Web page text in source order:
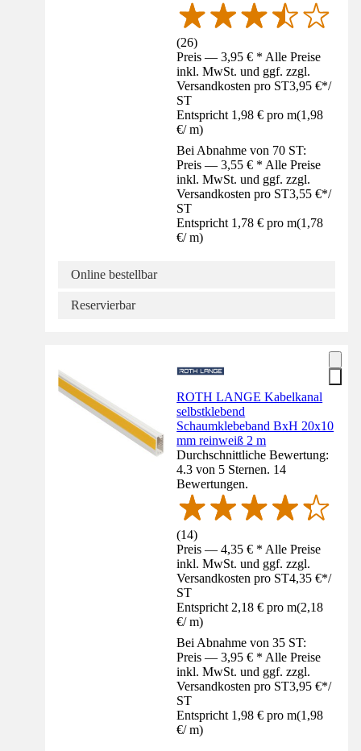
(26)
Preis — 3,95 € * Alle Preise
inkl. MwSt. und ggf. zzgl.
Versandkosten pro ST3,95 €*/
ST
Entspricht 1,98 € pro m(1,98
€/ m)
Bei Abnahme von 70 ST:
Preis — 3,55 € * Alle Preise
inkl. MwSt. und ggf. zzgl.
Versandkosten pro ST3,55 €*/
ST
Entspricht 1,78 € pro m(1,78
€/ m)
Online bestellbar
Reservierbar
ROTH LANGE Kabelkanal
selbstklebend
Schaumklebeband BxH 20x10
mm reinweiß 2 m
Durchschnittliche Bewertung:
4.3 von 5 Sternen. 14
Bewertungen.
(14)
Preis — 4,35 € * Alle Preise
inkl. MwSt. und ggf. zzgl.
Versandkosten pro ST4,35 €*/
ST
Entspricht 2,18 € pro m(2,18
€/ m)
Bei Abnahme von 35 ST:
Preis — 3,95 € * Alle Preise
inkl. MwSt. und ggf. zzgl.
Versandkosten pro ST3,95 €*/
ST
Entspricht 1,98 € pro m(1,98
€/ m)